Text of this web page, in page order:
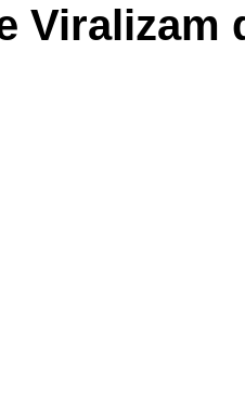
Viralizam